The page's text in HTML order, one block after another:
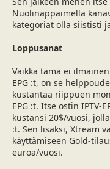
Nuolinäppäimellä
kategoriat olla siististi
Loppusanat
Vaikka tämä ei
EPG :t, on se
kustantaa riippuen
EPG :t. Itse ostin IPTV-
kustansi 20$/vuosi,
:t. Sen lisäksi, Xtream
käyttämiseen Gold-
euroa/vuosi.